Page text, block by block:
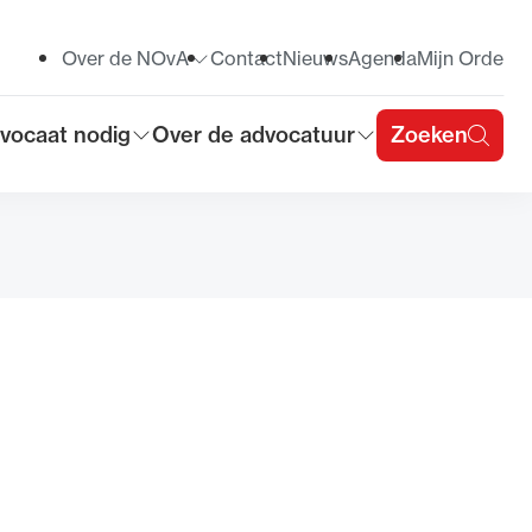
submenu voor
nodig
Toon submenu voor
Over de advocatuur Zoeken
Toon submenu voor
Over de NOvA ContactNieuwsAgendaMijn Orde